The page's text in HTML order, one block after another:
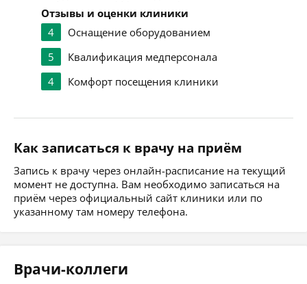
Отзывы и оценки клиники
4
Оснащение оборудованием
5
Квалификация медперсонала
4
Комфорт посещения клиники
Как записаться к врачу на приём
Запись к врачу через онлайн-расписание на текущий
момент не доступна. Вам необходимо записаться на
приём через официальный сайт клиники или по
указанному там номеру телефона.
Врачи-коллеги